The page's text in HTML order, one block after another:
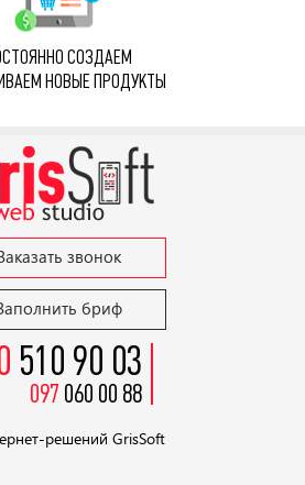
СОЗДАЕМ
НОВЫЕ ПРОДУКТЫ
звонок
бриф
510 90 03
097 060 00 88
решений GrisSoft